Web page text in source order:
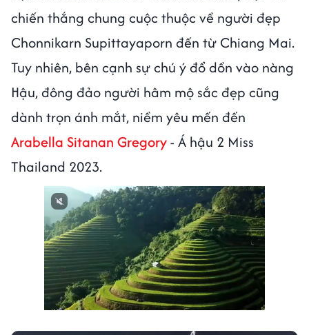
chiến thắng chung cuộc thuộc về người đẹp
Chonnikarn Supittayaporn đến từ Chiang Mai.
Tuy nhiên, bên cạnh sự chú ý đổ dồn vào nàng
Hậu, đông đảo người hâm mộ sắc đẹp cũng
dành trọn ánh mắt, niềm yêu mến đến
Arabella Sitanan Gregory- Á hậu 2 Miss
Thailand 2023.